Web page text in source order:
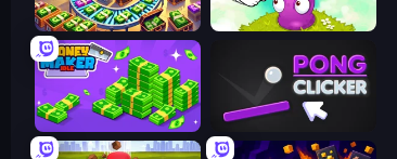
Money Factory: Tycoon Idle Game Clicker Heroes
Money Maker Idle Pong Clicker